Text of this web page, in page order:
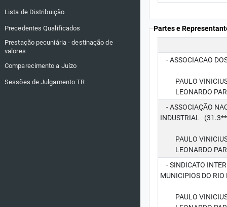
Lista de Distribuição
Precedentes Qualificados
Prestação pecuniária - destinação de
valores
Comparecimento a Juízo
Sessões de Julgamento TR
Partes e
- ASSOCIACAO
PAULO VINICIUS
LEONARDO
- ASSOCIAÇÃO
INDUSTRIAL
PAULO VINICIUS
LEONARDO
- SINDICATO
MUNICIPIOS DO
PAULO VINICIUS